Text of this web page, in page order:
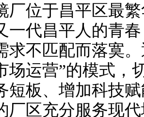
厂位于昌平区最
一代昌平人的青
求不匹配而落寞
场运营”的模式，
短板、增加科技
厂区充分服务现